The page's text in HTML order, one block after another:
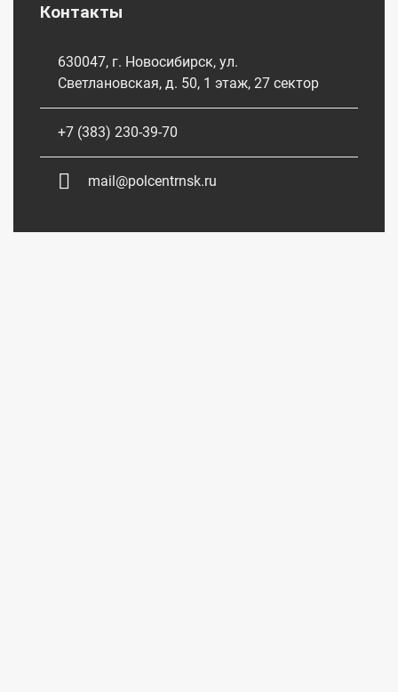
Контакты
630047, г. Новосибирск, ул.
Светлановская, д. 50, 1 этаж, 27 сектор
+7 (383) 230-39-70
mail@polcentrnsk.ru